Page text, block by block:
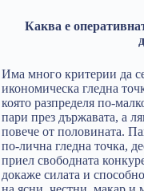
Каква е
Има много критерии да
икономическа гледна
която разпределя по-
пари през държавата, а
повече от половината.
по-лична гледна точка,
приел свободната
докаже силата и